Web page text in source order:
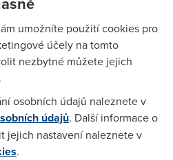
19:33:51)
s velkým zaujetím, jak chválíte
statistiky mluví božsky. Když
tak Vám samozřejmě nechci
ale jak říkám zaměřte se také na
telekom poskytuje připojení
velmi drahou a zastaralou
umožníte použití cookies pro
účely na tomto
nezbytné můžete jejich
osobních údajů naleznete v
údajů. Další informace o
jejich nastavení naleznete v
.